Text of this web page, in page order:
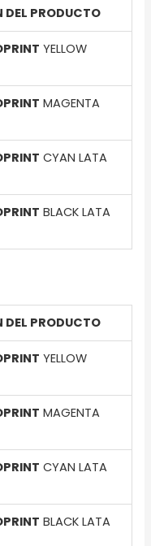
DEL PRODUCTO
YELLOW
MAGENTA
CYAN LATA
BLACK LATA
DEL PRODUCTO
YELLOW
MAGENTA
CYAN LATA
BLACK LATA